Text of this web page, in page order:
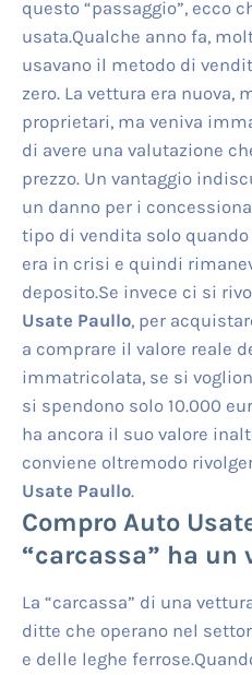
questo “passaggio”, ecco
usata.Qualche anno fa,
usavano il metodo di
zero. La vettura era nuova,
proprietari, ma veniva
di avere una valutazione
prezzo. Un vantaggio
un danno per i
tipo di vendita solo
era in crisi e quindi
deposito.Se invece ci si
Usate Paullo, per
a comprare il valore reale
immatricolata, se si
si spendono solo 10.000
ha ancora il suo valore
conviene oltremodo
Usate Paullo.
Compro Auto
“carcassa” ha un
La “carcassa” di una
ditte che operano nel
e delle leghe